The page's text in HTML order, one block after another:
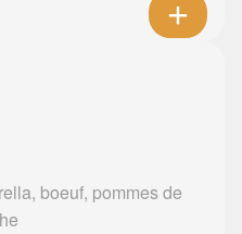
boeuf, pommes de